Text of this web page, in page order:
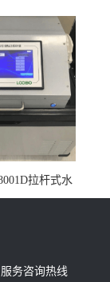
拉杆式水
样器
服务咨询热线